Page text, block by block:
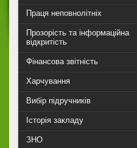
Праця неповнолітніх
Прозорість та інформаційна
відкритість
Фінансова звітність
Харчування
Вибір підручників
Історія закладу
ЗНО